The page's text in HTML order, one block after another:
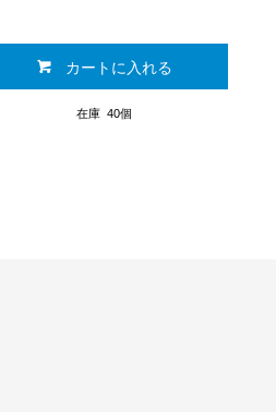
カートに入れる
在庫 40個